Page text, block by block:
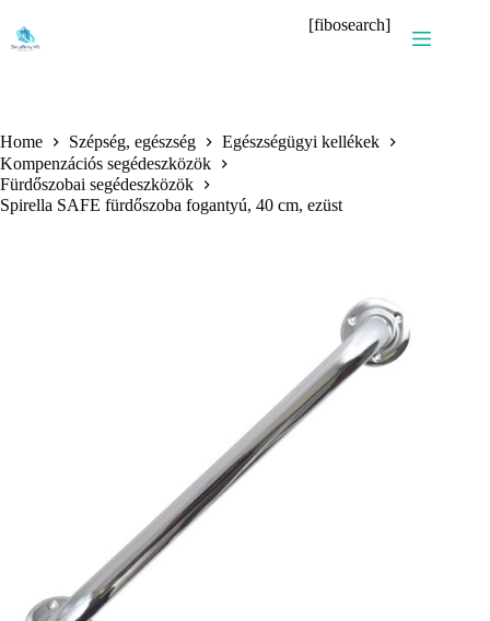
content
[fibosearch]
Home Szépség, egészség
Egészségügyi kellékek
Kompenzációs segédeszközök
Fürdőszobai segédeszközök
Spirella SAFE fürdőszoba fogantyú, 40 cm, ezüst